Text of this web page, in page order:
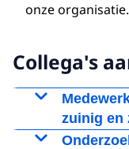
onze organisatie.
Collega's
zuinig en
Vergroot